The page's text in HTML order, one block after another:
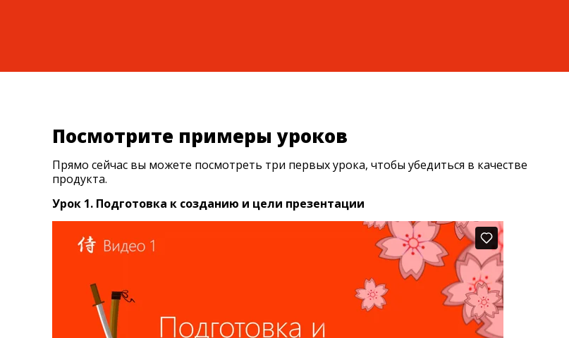
Посмотрите примеры уроков
Прямо сейчас вы можете посмотреть три первых урока, чтобы убедиться в качестве
продукта.
Урок 1. Подготовка к созданию и цели презентации